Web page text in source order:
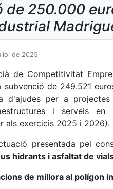
de 250.000
de 2025
de Competitivitat
subvenció de 249.521
d'ajudes per a
i serveis en
als exercicis 2025 i 2026).
presentada pel
hidrants i asfaltat de
de millora al polígon